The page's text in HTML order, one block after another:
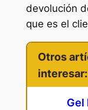
devolución
que es el
Otros
interesar:
Gel